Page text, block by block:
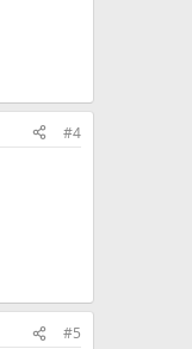
#4
#5